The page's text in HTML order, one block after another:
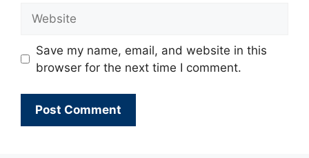
Save my name, email, and website in this
browser for the next time I comment.